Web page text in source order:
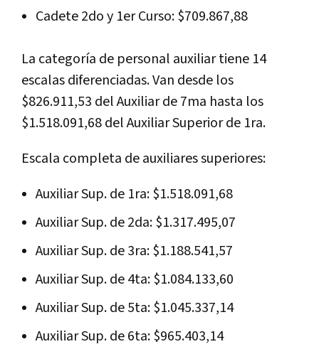
Cadete 2do y 1er Curso: $709.867,88
La categoría de personal auxiliar tiene 14
escalas diferenciadas. Van desde los
$826.911,53 del Auxiliar de 7ma hasta los
$1.518.091,68 del Auxiliar Superior de 1ra.
Escala completa de auxiliares superiores:
Auxiliar Sup. de 1ra: $1.518.091,68
Auxiliar Sup. de 2da: $1.317.495,07
Auxiliar Sup. de 3ra: $1.188.541,57
Auxiliar Sup. de 4ta: $1.084.133,60
Auxiliar Sup. de 5ta: $1.045.337,14
Auxiliar Sup. de 6ta: $965.403,14